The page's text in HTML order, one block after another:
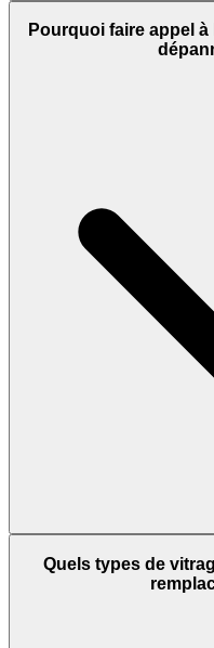
Pourquoi faire appel
Quels types de